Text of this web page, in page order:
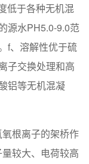
低于各种无机混
源水PH5.0-9.0范
f、溶解性优于硫
子交换处理和高
铝等无机混凝
根离子的架桥作
较大、电荷较高